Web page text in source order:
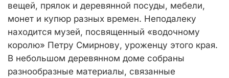
вещей, прялок и деревянной посуды, мебели,
монет и купюр разных времен. Неподалеку
находится музей, посвященный «водочному
королю» Петру Смирнову, уроженцу этого края.
В небольшом деревянном доме собраны
разнообразные материалы, связанные